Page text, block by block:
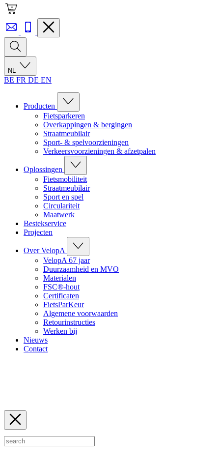
NL
BE FR DE EN
Producten
Fietsparkeren
Overkappingen & bergingen
Straatmeubilair
Sport- & spelvoorzieningen
Verkeersvoorzieningen & afzetpalen
Oplossingen
Fietsmobiliteit
Straatmeubilair
Sport en spel
Circulariteit
Maatwerk
Bestekservice
Projecten
Over VelopA
VelopA 67 jaar
Duurzaamheid en MVO
Materialen
FSC®-hout
Certificaten
FietsParKeur
Algemene voorwaarden
Retourinstructies
Werken bij
Nieuws
Contact